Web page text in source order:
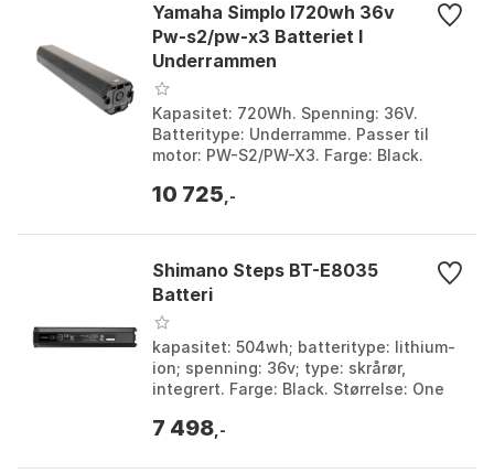
Yamaha Simplo I720wh 36v
Pw-s2/pw-x3 Batteriet I
Underrammen
Kapasitet: 720Wh. Spenning: 36V.
Batteritype: Underramme. Passer til
motor: PW-S2/PW-X3. Farge: Black.
10 725 ,-
Shimano Steps BT-E8035
Batteri
kapasitet: 504wh; batteritype: lithium-
ion; spenning: 36v; type: skrårør,
integrert. Farge: Black. Størrelse: One
7 498 ,-